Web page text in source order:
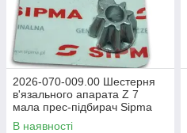
2026-070-009.00 Шестерня
в'язального апарата Z 7
мала прес-підбирач Sipma
РК-4000, РК-4010, Z-224/1
В наявності